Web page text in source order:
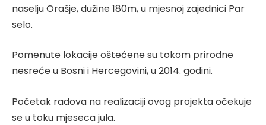
naselju Orašje, dužine 180m, u mjesnoj zajednici Par
selo.
Pomenute lokacije oštećene su tokom prirodne
nesreće u Bosni i Hercegovini, u 2014. godini.
Početak radova na realizaciji ovog projekta očekuje
se u toku mjeseca jula.